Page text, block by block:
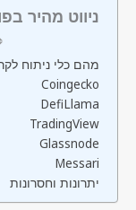
ניווט מהיר
מהם כלי ניתוח
Coingecko
DefiLlama
TradingView
Glassnode
Messari
יתרונות וחסרונות